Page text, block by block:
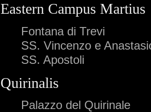
Eastern Campus Martius
Fontana di Trevi
SS. Vincenzo e
SS. Apostoli
Quirinalis
Palazzo del Quirinale